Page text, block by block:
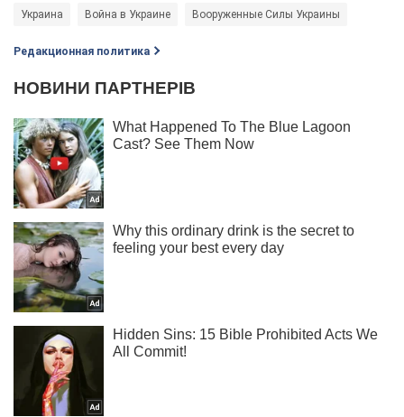
Украина Война в Украине Вооруженные Силы Украины
Редакционная политика